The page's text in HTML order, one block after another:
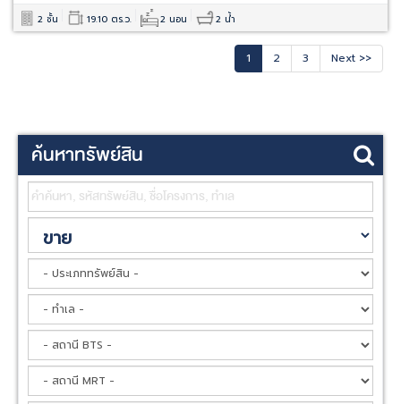
2 ชั้น 19.10 ตร.ว. 2 นอน 2 น้ำ
1 2 3 Next >>
ค้นหาทรัพย์สิน